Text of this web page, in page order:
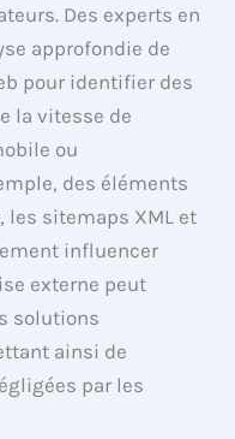
Des experts en
approfondie de
pour identifier des
la vitesse de
ou
des éléments
sitemaps XML et
influencer
externe peut
solutions
ainsi de
par les